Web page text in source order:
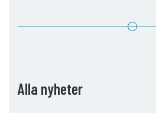
Alla nyheter